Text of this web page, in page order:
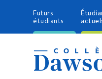
Futurs
étudiants